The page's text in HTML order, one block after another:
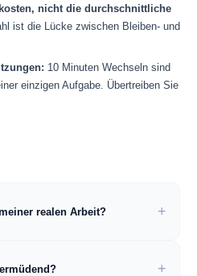
nicht die durchschnittliche
ist die Lücke zwischen Bleiben- und
10 Minuten Wechseln sind
einzigen Aufgabe. Übertreiben Sie
realen Arbeit?